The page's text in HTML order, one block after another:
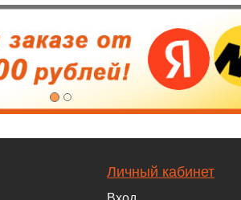
Личный кабинет